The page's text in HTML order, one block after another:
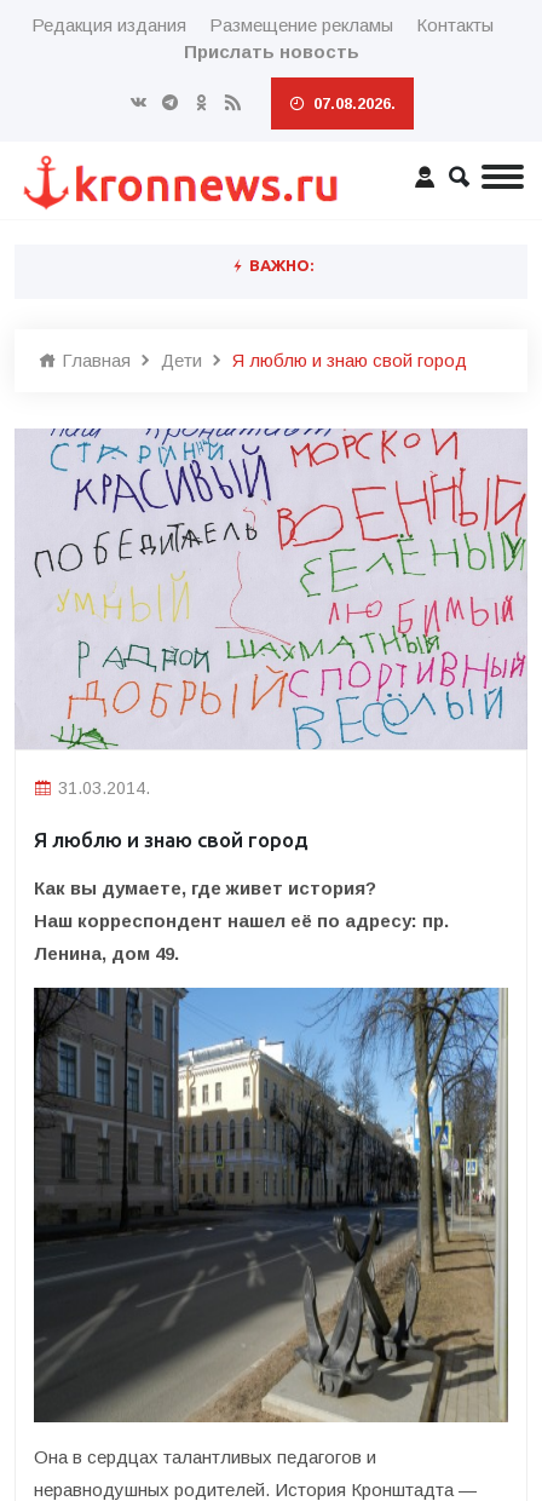
Редакция издания Размещение рекламы
Контакты
Прислать новость
07.08.2026.
ВАЖНО:
Главная Дети Я люблю и знаю свой город
31.03.2014.
Я люблю и знаю свой город
Как вы думаете, где живет история?
Наш корреспондент нашел её по адресу: пр.
Ленина, дом 49.
Она в сердцах талантливых педагогов и
неравнодушных родителей. История Кронштадта —